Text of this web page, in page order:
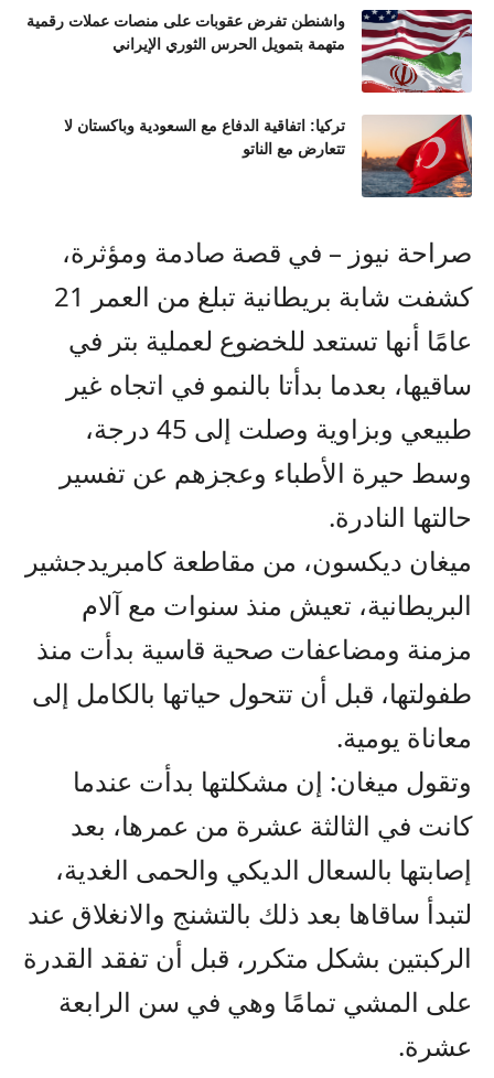
واشنطن تفرض عقوبات على منصات عملات رقمية
متهمة بتمويل الحرس الثوري الإيراني
تركيا: اتفاقية الدفاع مع السعودية وباكستان لا
تتعارض مع الناتو
صراحة نيوز – في قصة صادمة ومؤثرة،
كشفت شابة بريطانية تبلغ من العمر 21
عامًا أنها تستعد للخضوع لعملية بتر في
ساقيها، بعدما بدأتا بالنمو في اتجاه غير
طبيعي وبزاوية وصلت إلى 45 درجة،
وسط حيرة الأطباء وعجزهم عن تفسير
حالتها النادرة.
ميغان ديكسون، من مقاطعة كامبريدجشير
البريطانية، تعيش منذ سنوات مع آلام
مزمنة ومضاعفات صحية قاسية بدأت منذ
طفولتها، قبل أن تتحول حياتها بالكامل إلى
معاناة يومية.
وتقول ميغان: إن مشكلتها بدأت عندما
كانت في الثالثة عشرة من عمرها، بعد
إصابتها بالسعال الديكي والحمى الغدية،
لتبدأ ساقاها بعد ذلك بالتشنج والانغلاق عند
الركبتين بشكل متكرر، قبل أن تفقد القدرة
على المشي تمامًا وهي في سن الرابعة
عشرة.